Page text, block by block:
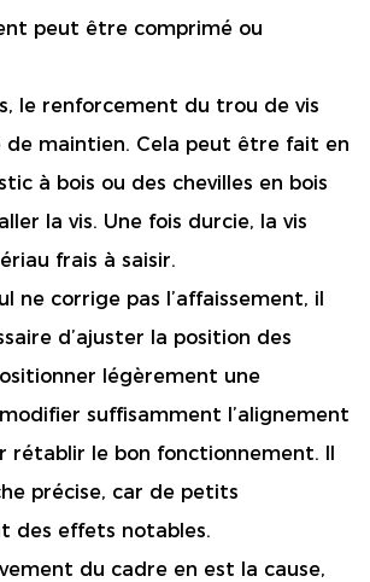
peut être comprimé ou
le renforcement du trou de vis
maintien. Cela peut être fait en
à bois ou des chevilles en bois
la vis. Une fois durcie, la vis
frais à saisir.
ne corrige pas l’affaissement, il
d’ajuster la position des
légèrement une
suffisamment l’alignement
rétablir le bon fonctionnement. Il
précise, car de petits
des effets notables.
du cadre en est la cause,